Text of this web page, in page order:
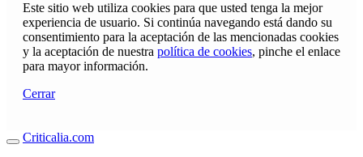
Este sitio web utiliza cookies para que usted tenga la mejor
experiencia de usuario. Si continúa navegando está dando su
consentimiento para la aceptación de las mencionadas cookies
y la aceptación de nuestra política de cookies, pinche el enlace
para mayor información.
Cerrar
Criticalia.com